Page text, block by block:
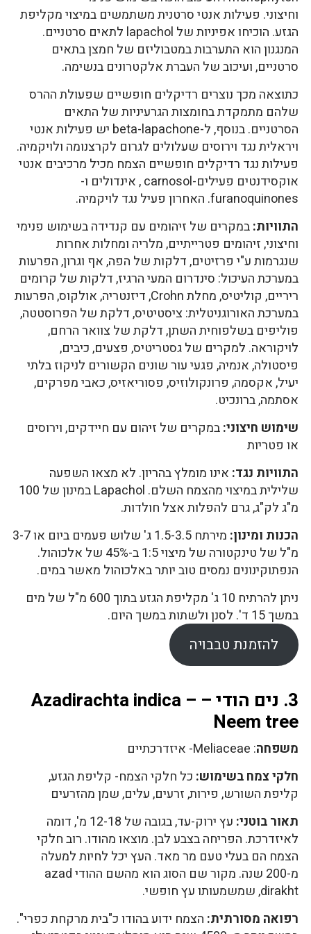
וחיצוני. פעילות אנטי סרטנית משתמשים במיצוי מקליפת
הגזע. הוכיחו אפיניות של lapachol לתאים סרטניים.
המנגנון הוא התערבות במטבוליזם של חמצן בתאים
סרטניים, ועיכוב של העברת אלקטרונים בנשימה.
כתוצאה מכך נוצרים רדיקלים חופשיים שפעולת ההרס
שלהם מתמקדת בחומצות הגרעיניות של התאים
הסרטניים. בנוסף, ל-beta-lapachone יש פעילות אנטי
ויראלית נגד וירוסים שעלולים לגרום לקרצנומה ולויקמיה.
פעילות נגד רדיקלים חופשיים הצמח מכיל מרכיבים אנטי
אוקסידנטים פעילים-carnosol , אינדולים ו-
furanoquinones. האחרון פעיל נגד לויקמיה.
התוויות:במקרים של זיהומים עם קנדידה בשימוש פנימי
וחיצוני, זיהומים פטרייתיים, מלריה ומחלות אחרות
שנגרמות ע"י פרזיטים, דלקות של הפה, אף וגרון, הפרעות
במערכת העיכול: סינדרום המעי הרגיז, דלקות של קרומים
ריריים, קוליטיס, מחלת Crohn, דיזנטריה, אולקוס, הפרעות
במערכת האורוגניטלית: ציסטיטיס, דלקת של הפרוסטטה,
פוליפים בשלפוחית השתן, דלקת של צוואר הרחם,
לויקוראה. למקרים של גסטריטיס, פצעים, כיבים,
פיסטולה, אנמיה, פגעי עור שונים הקשורים לניקוז בלתי
יעיל, אקסמה, פרונקולוזיס, פסוריאזיס, כאבי מפרקים,
אסתמה, ברונכיט.
שימוש חיצוני:במקרים של זיהום עם חיידקים, וירוסים
או פטריות
התוויות נגד: אינו מומלץ בהריון. לא מצאו השפעה
שלילית במיצוי מהצמח השלם. Lapachol במינון של 100
מ"ג לק"ג, גרם להפלות אצל חולדות.
הכנות ומינון:
מירתח 1.5-3.5 ג' שלוש פעמים ביום או 3-7
מ"ל של טינקטורה של מיצוי 1:5 ב-45% של אלכוהול.
הנפתוקינונים נמסים טוב יותר באלכוהול מאשר במים.
ניתן להרתיח 10 ג' מקליפת הגזע בתוך 600 מ"ל של מים
במשך 15 ד'. לסנן ולשתות במשך היום.
להזמנת טבבויה
3. נים הודי – Azadirachta indica –
Neem tree
משפחה: Meliaceae- איזדרכתיים
חלקי צמח בשימוש: כל חלקי הצמח- קליפת הגזע,
קליפת השורש, פירות, זרעים, עלים, שמן מהזרעים
תאור בוטני:
עץ ירוק-עד, בגובה של 12-18 מ', דומה
לאיזדרכת. הפריחה בצבע לבן. מוצאו מהודו. רוב חלקי
הצמח הם בעלי טעם מר מאד. העץ יכל לחיות למעלה
מ-200 שנה. מקור שם הסוג הוא מהשם ההודי azad
dirakht, שמשמעותו עץ חופשי.
רפואה מסורתית: הצמח ידוע בהודו כ"בית מרקחת כפרי".